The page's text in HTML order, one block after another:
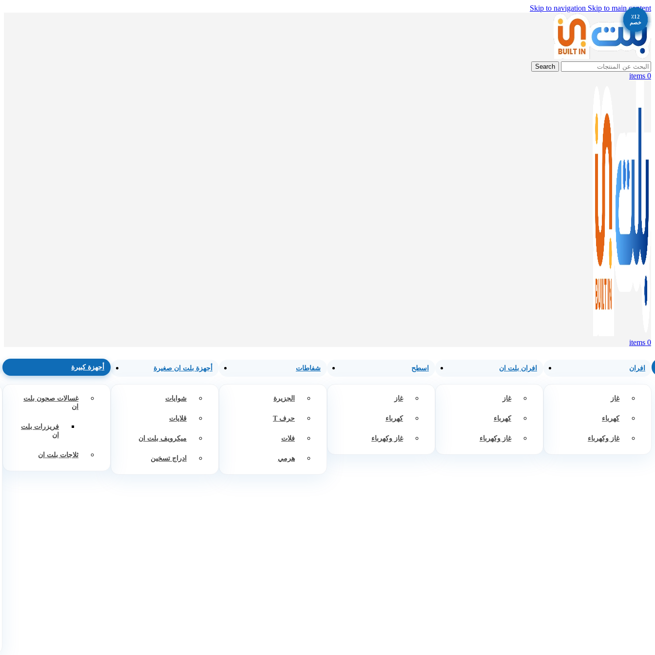
Skip to navigation Skip to main content
Search
0
items
0
items
افران
غاز
كهرباء
غاز وكهرباء
افران بلت ان
غاز
كهرباء
غاز وكهرباء
اسطح
غاز
كهرباء
غاز وكهرباء
شفاطات
الجزيرة
حرف T
فلات
هرمي
أجهزة بلت ان صغيرة
شوايات
قلايات
ميكرويف بلت ان
ادراج تسخين
أجهزة كبيرة
غسالات صحون بلت
ان
فريزرات بلت
ان
ثلاجات بلت ان
٪12
خصم
٪12
خصم
٪13
خصم
٪13
خصم
٪12
خصم